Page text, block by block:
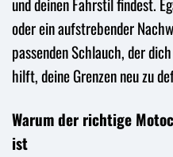
oder ein aufstrebender
passenden Schlauch, der
hilft, deine Grenzen neu zu
Warum der richtige
ist